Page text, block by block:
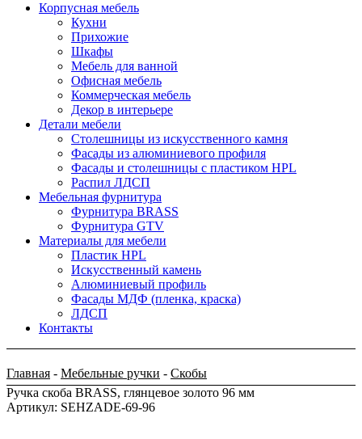
Корпусная мебель
Кухни
Прихожие
Шкафы
Мебель для ванной
Офисная мебель
Коммерческая мебель
Декор в интерьере
Детали мебели
Столешницы из искусственного камня
Фасады из алюминиевого профиля
Фасады и столешницы с пластиком HPL
Распил ЛДСП
Мебельная фурнитура
Фурнитура BRASS
Фурнитура GTV
Материалы для мебели
Пластик HPL
Искусственный камень
Алюминиевый профиль
Фасады МДФ (пленка, краска)
ЛДСП
Контакты
Главная - Мебельные ручки - Скобы
Ручка скоба BRASS, глянцевое золото 96 мм
Артикул: SEHZADE-69-96